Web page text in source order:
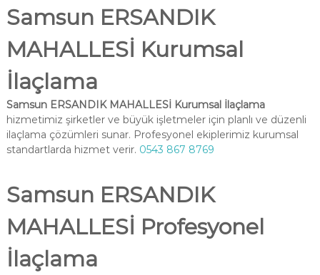
Samsun ERSANDIK
MAHALLESİ Kurumsal
İlaçlama
Samsun ERSANDIK MAHALLESİ Kurumsal İlaçlama
hizmetimiz şirketler ve büyük işletmeler için planlı ve düzenli
ilaçlama çözümleri sunar. Profesyonel ekiplerimiz kurumsal
standartlarda hizmet verir. 0543 867 8769
Samsun ERSANDIK
MAHALLESİ Profesyonel
İlaçlama